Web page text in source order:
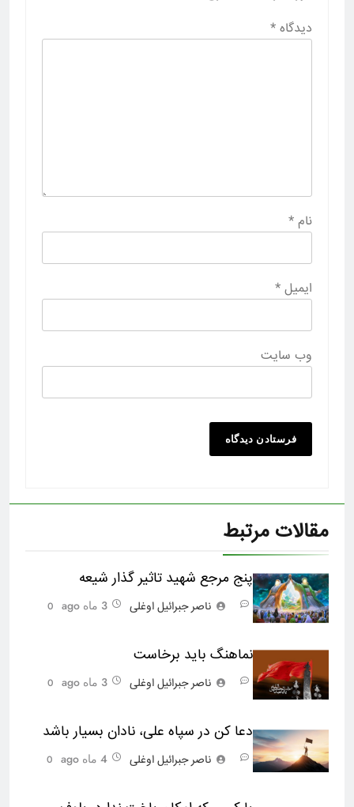
دیدگاه *
نام *
ایمیل *
وب‌ سایت
مقالات مرتبط
پنج مرجع شهید تاثیر گذار شیعه
ناصر جبرائیل اوغلی 3 ماه ago 0
نماهنگ باید برخاست
ناصر جبرائیل اوغلی 3 ماه ago 0
دعا کن در سپاه علی، نادان بسیار باشد
ناصر جبرائیل اوغلی 4 ماه ago 0